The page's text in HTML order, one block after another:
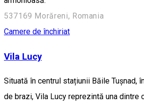
537169 Morăreni, Romania
Camere de închiriat
Vila Lucy
Situată în centrul stațiunii Băile Tușnad,
de brazi, Vila Lucy reprezintă una dintre